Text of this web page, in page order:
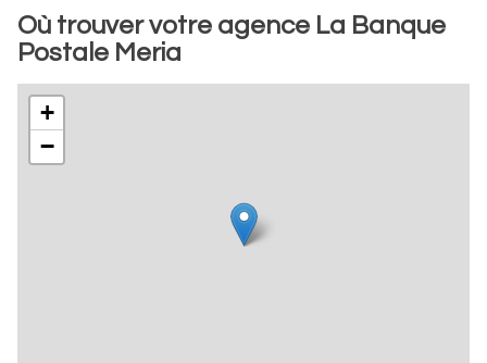
Où trouver votre agence La Banque
Postale Meria
+
−